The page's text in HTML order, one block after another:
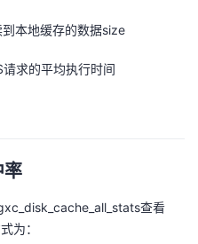
本地缓存的数据size
求的平均执行时间
率
查看
为：